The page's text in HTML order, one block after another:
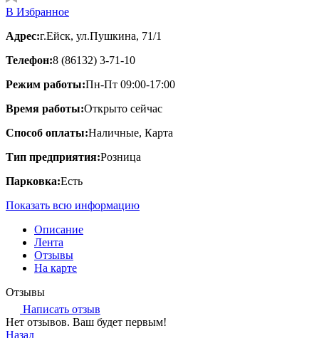
В Избранное
Адрес:г.Ейск, ул.Пушкина, 71/1
Телефон:8 (86132) 3-71-10
Режим работы:Пн-Пт 09:00-17:00
Время работы:Открыто сейчас
Способ оплаты:Наличные, Карта
Тип предприятия:Розница
Парковка:Есть
Показать всю информацию
Описание
Лента
Отзывы
На карте
Отзывы
Написать отзыв
Нет отзывов. Ваш будет первым!
Назад